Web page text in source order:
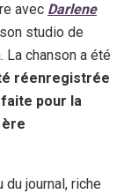
avec Darlene
studio de
La chanson a été
réenregistrée
pour la
du journal, riche